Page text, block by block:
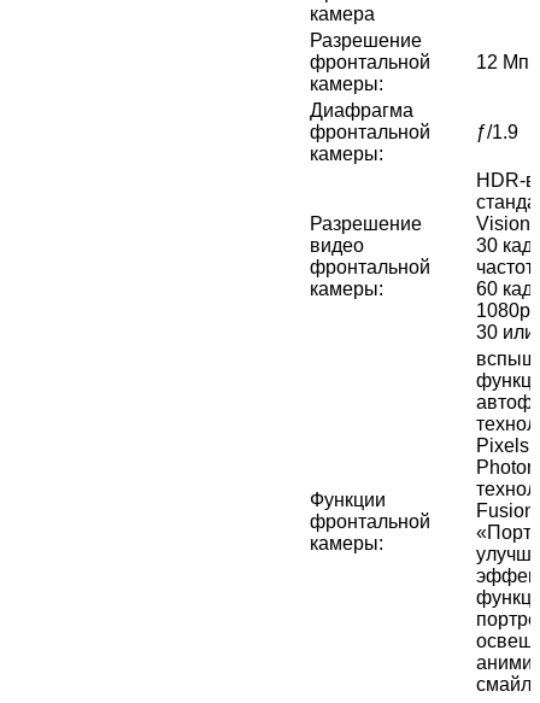
камера
Разрешение
фронтальной
камеры:
12 Мп
Диафрагма
фронтальной
камеры:
ƒ/1.9
Разрешение
видео
фронтальной
камеры:
Vision
30
60
1080p
30 или
Функции
фронтальной
камеры:
Pixels,